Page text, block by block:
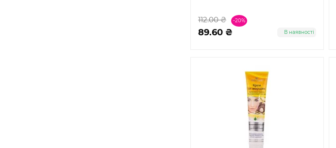
112.00 ₴ -20%
89.60 ₴ В наявності